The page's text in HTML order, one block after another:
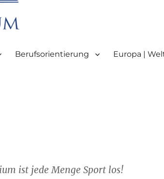
Berufsorientierung Europa |
ist jede Menge Sport los!